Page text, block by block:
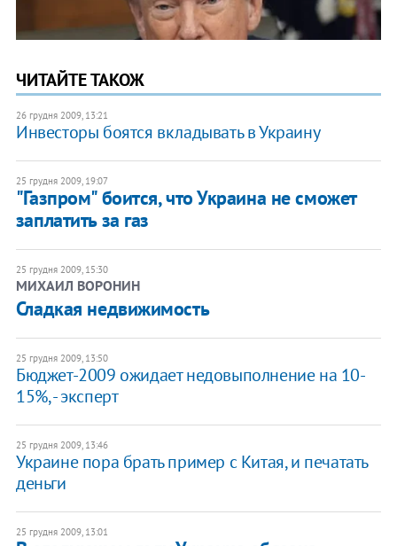
ЧИТАЙТЕ ТАКОЖ
26 грудня 2009, 13:21
Инвесторы боятся вкладывать в Украину
25 грудня 2009, 19:07
"Газпром" боится, что Украина не сможет
заплатить за газ
25 грудня 2009, 15:30
МИХАИЛ ВОРОНИН
Сладкая недвижимость
25 грудня 2009, 13:50
Бюджет-2009 ожидает недовыполнение на 10-
15%, - эксперт
25 грудня 2009, 13:46
Украине пора брать пример с Китая, и печатать
деньги
25 грудня 2009, 13:01